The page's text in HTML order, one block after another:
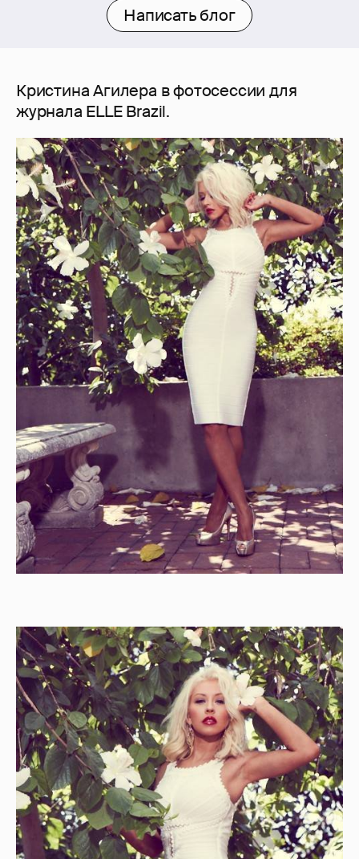
Написать блог
Кристина Агилера в фотосессии для
журнала ELLE Brazil.